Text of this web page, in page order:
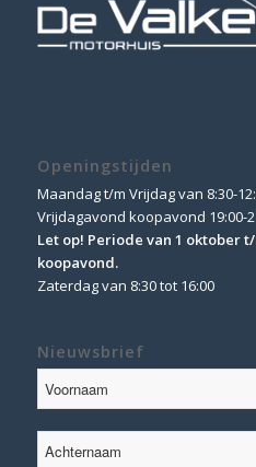
Openingstijden
Maandag t/m Vrijdag van 8:30-
Vrijdagavond koopavond 19:00-
Let op! Periode van 1 oktober
koopavond.
Zaterdag van 8:30 tot 16:00
Nieuwsbrief